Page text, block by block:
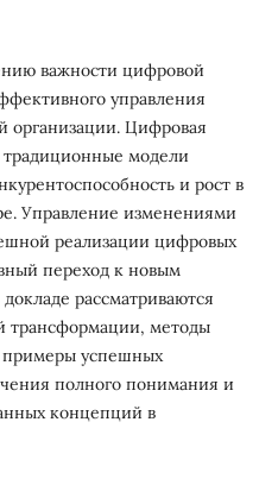
важности цифровой
управления
организации. Цифровая
модели
и рост в
Управление изменениями
реализации цифровых
переход к новым
рассматриваются
трансформации, методы
успешных
полного понимания и
концепций в